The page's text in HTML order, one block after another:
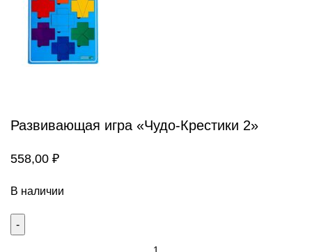
Развивающая игра «Чудо-Крестики 2»
558,00 ₽
В наличии